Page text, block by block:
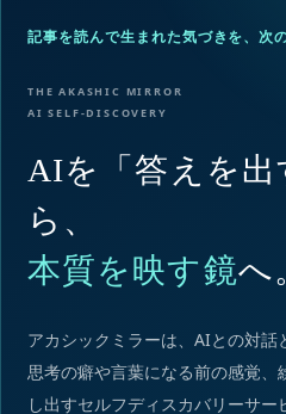
記事を読んで生まれた気づきを、次
THE AKASHIC MIRROR
AI SELF-DISCOVERY
AIを「答えを出
ら、
本質を映す鏡へ
アカシックミラーは、AIとの対話
思考の癖や言葉になる前の感覚
し出すセルフディスカバリーサ